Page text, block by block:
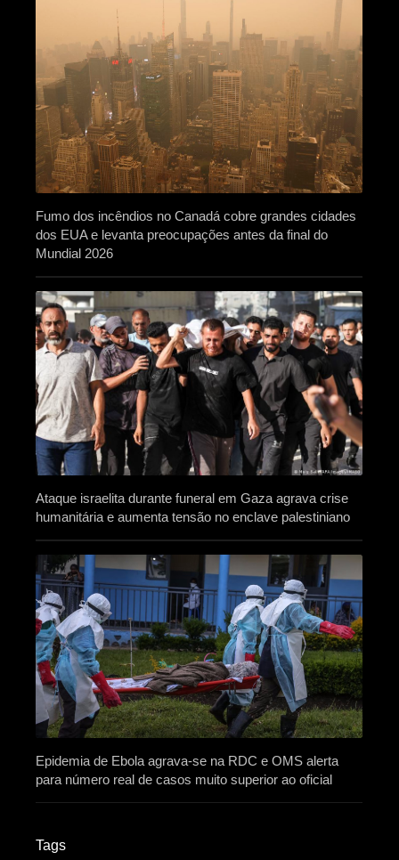
Fumo dos incêndios no Canadá cobre grandes cidades
dos EUA e levanta preocupações antes da final do
Mundial 2026
Ataque israelita durante funeral em Gaza agrava crise
humanitária e aumenta tensão no enclave palestiniano
Epidemia de Ebola agrava-se na RDC e OMS alerta
para número real de casos muito superior ao oficial
Tags